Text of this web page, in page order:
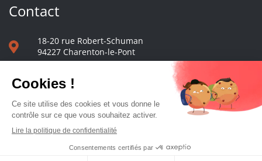
Contact
18-20 rue Robert-Schuman
94227 Charenton-le-Pont